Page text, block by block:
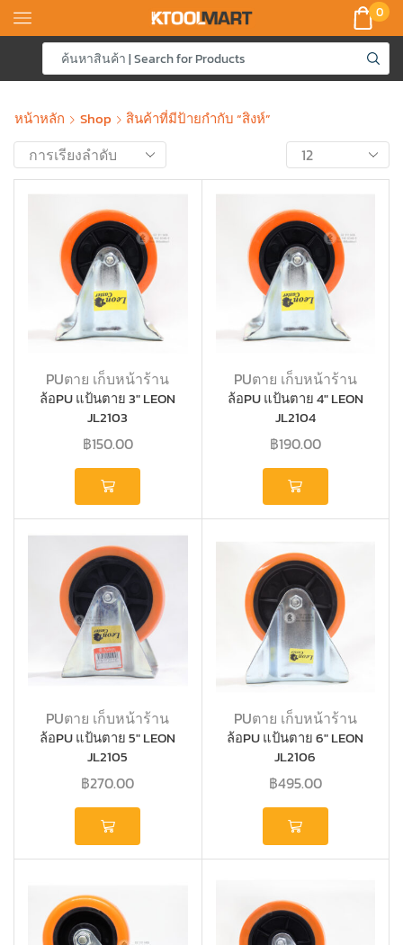
0
หน้าหลัก Shop สินค้าที่มีป้ายกำกับ “สิงห์”
PUตาย เก็บหน้าร้าน
ล้อPU แป้นตาย 3″ LEON
JL2103
฿150.00
PUตาย เก็บหน้าร้าน
ล้อPU แป้นตาย 4″ LEON
JL2104
฿190.00
PUตาย เก็บหน้าร้าน
ล้อPU แป้นตาย 5″ LEON
JL2105
฿270.00
PUตาย เก็บหน้าร้าน
ล้อPU แป้นตาย 6″ LEON
JL2106
฿495.00